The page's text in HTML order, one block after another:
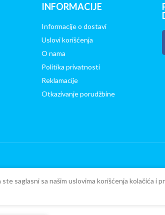
INFORMACIJE
Informacije o dostavi
Uslovi korišćenja
O nama
Politika privatnosti
Reklamacije
Otkazivanje porudžbine
saglasni sa našim uslovima korišćenja kolačića i